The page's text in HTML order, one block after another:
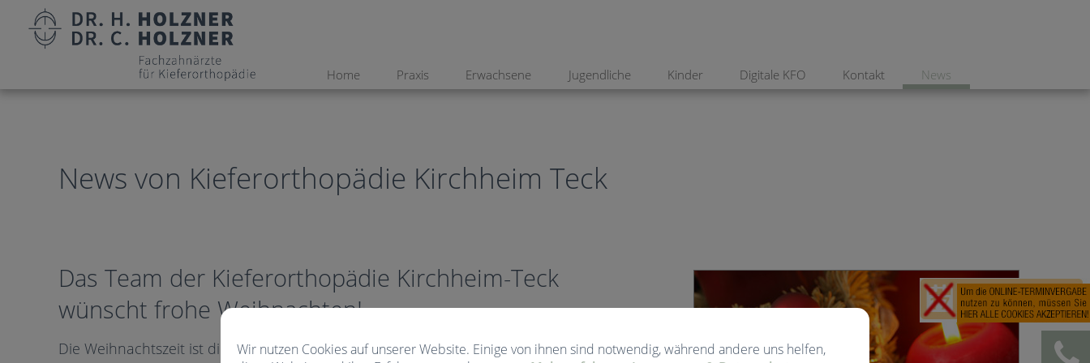
Wir nutzen Cookies auf unserer Website. Einige von ihnen sind notwendig, während andere uns helfen,
Home Praxis Erwachsene Jugendliche Kinder Digitale KFO Kontakt News
News von Kieferorthopädie Kirchheim Teck
Das Team der Kieferorthopädie Kirchheim-Teck
wünscht frohe Weihnachten!
Die Weihnachtszeit ist die Zeit der geschmückten Tannenbäume mit bunten Kugeln,